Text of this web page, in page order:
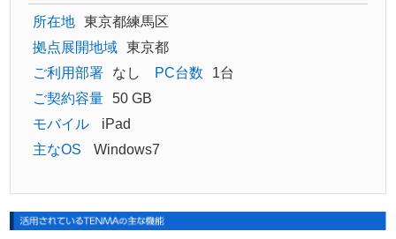
所在地
東京都練馬区
拠点展開地域
東京都
ご利用部署
なし PC台数
1台
ご契約容量
50 GB
モバイル
iPad
主なOS
Windows7